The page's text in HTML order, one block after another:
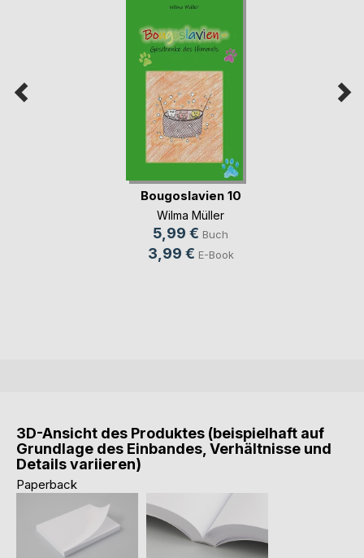
Bougoslavien 10
Wilma Müller
5,99 € Buch
3,99 € E-Book
3D-Ansicht des Produktes (beispielhaft auf
Grundlage des Einbandes, Verhältnisse und
Details variieren)
Paperback